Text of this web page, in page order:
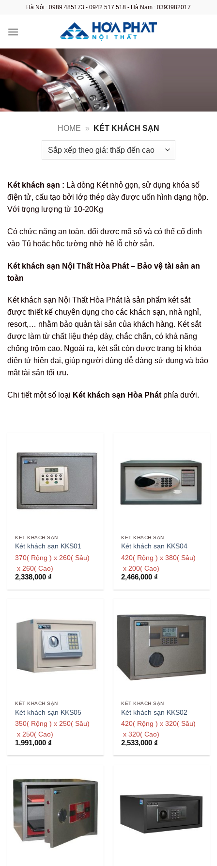
nội
Hà Nội : 0989 485173 - 0942 517 518 - Hà Nam : 0393982017
HOME » KÉT KHÁCH SẠN
Két khách sạn : Là dòng Két nhỏ gọn, sử dụng khóa số
điện tử, cấu tạo bởi lớp thép dày được uốn hình dạng hộp.
Với trọng lượng từ 10-20Kg
Có chức năng an toàn, đổi được mã số và có thể cố định
vào Tủ hoặc hộc tường nhờ hệ lỗ chờ sẵn.
Két khách sạn Nội Thất Hòa Phát – Bảo vệ tài sản an
toàn
Két khách sạn Nội Thất Hòa Phát là sản phẩm két sắt
được thiết kế chuyên dụng cho các khách sạn, nhà nghỉ,
resort,… nhằm bảo quản tài sản của khách hàng. Két sắt
được làm từ chất liệu thép dày, chắc chắn, có khả năng
chống trộm cao. Ngoài ra, két sắt còn được trang bị khóa
điện tử hiện đại, giúp người dùng dễ dàng sử dụng và bảo
mật tài sản tối ưu.
Chi tiết một số loại Két khách sạn Hòa Phát phía dưới.
KÉT KHÁCH SẠN
Két khách sạn KKS01
370( Rộng ) x 260( Sâu)
x 260( Cao)
2,338,000 ₫
KÉT KHÁCH SẠN
Két khách sạn KKS04
420( Rộng ) x 380( Sâu)
x 200( Cao)
2,466,000 ₫
KÉT KHÁCH SẠN
Két khách sạn KKS05
350( Rộng ) x 250( Sâu)
x 250( Cao)
1,991,000 ₫
KÉT KHÁCH SẠN
Két khách sạn KKS02
420( Rộng ) x 320( Sâu)
x 320( Cao)
2,533,000 ₫